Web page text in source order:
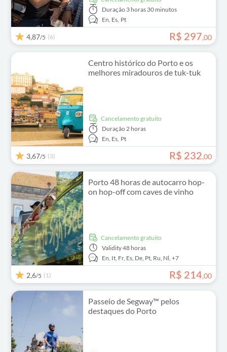
Duração 3 horas 30 minutos
En, Es, Pt
4,87/5 (6) R$ 297,00
Centro histórico do Porto e os
melhores miradouros de tuk-tuk
Cancelamento gratuito
Duração 2 horas
En, Es, Pt
3,67/5 (3) R$ 232,00
Porto 48 horas de autocarro hop-
on hop-off com caves de vinho
Cancelamento gratuito
Validity48 horas
En, It, Fr, Es, De, Pt, Ru, Nl, +7
2,6/5 (1) R$ 214,00
Passeio de Segway™ pelos
destaques do Porto